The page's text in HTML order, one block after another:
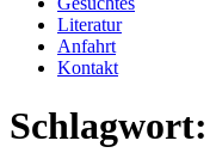
Literatur
Anfahrt
Kontakt
Schlagwort: